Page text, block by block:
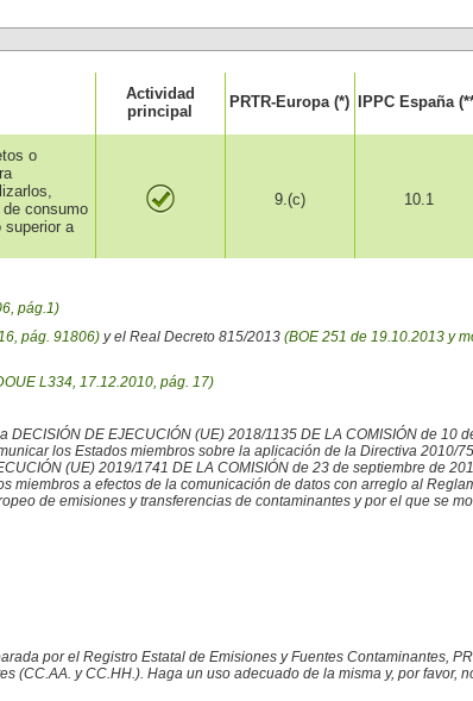
Actividad
principal
PRTR-Europa (*) IPPC España
o
consumo
superior a
9.(c) 10.1
pág.1)
pág. 91806)y el Real Decreto 815/2013 (BOE 251 de 19.10.2013 y
L334, 17.12.2010, pág. 17)
DE EJECUCIÓN (UE) 2018/1135 DE LA COMISIÓN de 10
los Estados miembros sobre la aplicación de la Directiva 2010/
(UE) 2019/1741 DE LA COMISIÓN de 23 de septiembre de
a efectos de la comunicación de datos con arreglo al
de emisiones y transferencias de contaminantes y por el que se
por el Registro Estatal de Emisiones y Fuentes Contaminantes,
y CC.HH.). Haga un uso adecuado de la misma y, por favor,